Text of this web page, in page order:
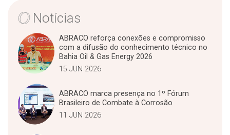
p
e
r
Notícias
ABRACO reforça conexões e compromisso
com a difusão do conhecimento técnico no
Bahia Oil & Gas Energy 2026
15 JUN 2026
ABRACO marca presença no 1º Fórum
Brasileiro de Combate à Corrosão
11 JUN 2026